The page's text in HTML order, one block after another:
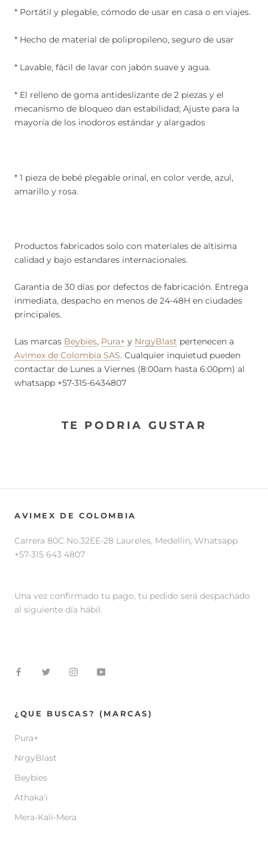
* Portátil y plegable, cómodo de usar en casa o en viajes.
* Hecho de material de polipropileno, seguro de usar
* Lavable, fácil de lavar con jabón suave y agua.
* El relleno de goma antideslizante de 2 piezas y el
mecanismo de bloqueo dan estabilidad; Ajuste para la
mayoría de los inodoros estándar y alargados
* 1 pieza de bebé plegable orinal, en color verde, azul,
amarillo y rosa.
Productos fabricados solo con materiales de altisima
calidad y bajo estandares internacionales.
Garantia de 30 días por defectos de fabricación. Entrega
inmediata, despacho en menos de 24-48H en ciudades
principales.
Las marcas Beybies, Pura+ y NrgyBlast pertenecen a
Avimex de Colombia SAS. Cualquier inquietud pueden
contactar de Lunes a Viernes (8:00am hasta 6:00pm) al
whatsapp +57-315-6434807
TE PODRIA GUSTAR
AVIMEX DE COLOMBIA
Carrera 80C No.32EE-28 Laureles, Medellin, Whatsapp
+57-315 643 4807
Una vez confirmado tu pago, tu pedido será despachado
al siguiente día hábil.
¿QUE BUSCAS? (MARCAS)
Pura+
NrgyBlast
Beybies
Athaka'i
Mera-Kali-Mera